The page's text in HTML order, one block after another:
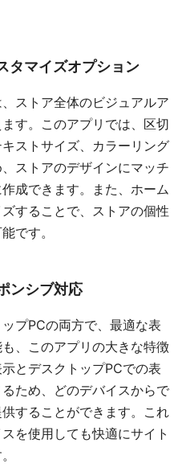
タマイズオプション
ストア全体のビジュアルア
す。このアプリでは、区切
ストサイズ、カラーリング
ストアのデザインにマッチ
成できます。また、ホーム
することで、ストアの個性
です。
ンシブ対応
プPCの両方で、最適な表
、このアプリの大きな特徴
とデスクトップPCでの表
ため、どのデバイスからで
することができます。これ
を使用しても快適にサイト